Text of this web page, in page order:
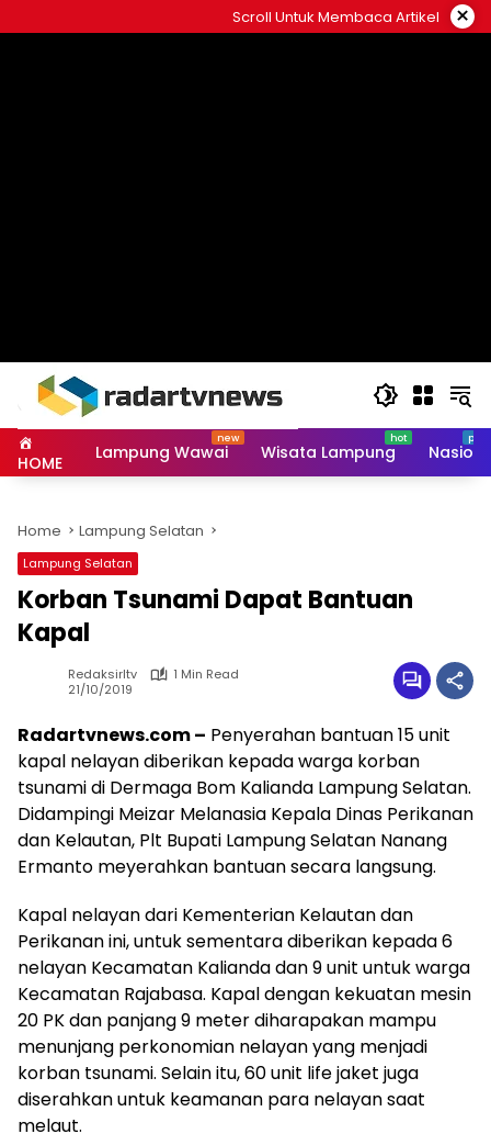
to
Scroll Untuk Membaca Artikel ×
HOME Lampung Wawai Wisata Lampung
Home Lampung Selatan
Lampung Selatan
Korban Tsunami Dapat Bantuan
Kapal
Redaksirltv
1 Min Read
21/10/2019
Radartvnews.com – Penyerahan bantuan 15 unit
kapal nelayan diberikan kepada warga korban
tsunami di Dermaga Bom Kalianda Lampung Selatan.
Didampingi Meizar Melanasia Kepala Dinas Perikanan
dan Kelautan, Plt Bupati Lampung Selatan Nanang
Ermanto meyerahkan bantuan secara langsung.
Kapal nelayan dari Kementerian Kelautan dan
Perikanan ini, untuk sementara diberikan kepada 6
nelayan Kecamatan Kalianda dan 9 unit untuk warga
Kecamatan Rajabasa. Kapal dengan kekuatan mesin
20 PK dan panjang 9 meter diharapakan mampu
menunjang perkonomian nelayan yang menjadi
korban tsunami. Selain itu, 60 unit life jaket juga
diserahkan untuk keamanan para nelayan saat
melaut.